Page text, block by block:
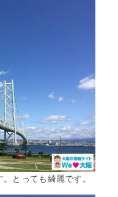
とっても綺麗です。